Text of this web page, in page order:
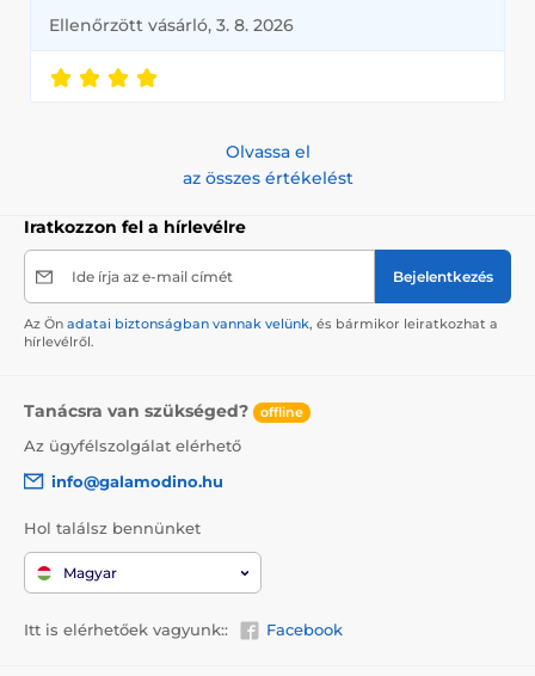
Ellenőrzött vásárló, 3. 8. 2026
Olvassa el
az összes értékelést
Iratkozzon fel a hírlevélre
Ide írja az e-mail címét Bejelentkezés
Az Ön adatai biztonságban vannak velünk, és bármikor leiratkozhat a
hírlevélről.
Tanácsra van szükséged? offline
Az ügyfélszolgálat elérhető
info@galamodino.hu
Hol találsz bennünket
Magyar
Itt is elérhetőek vagyunk:: Facebook